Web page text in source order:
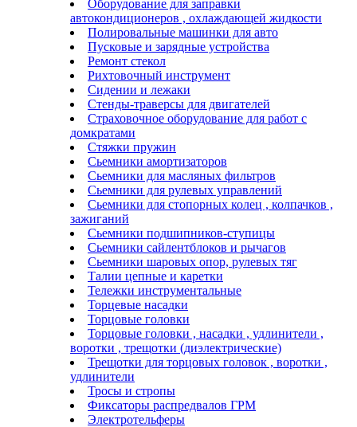
Оборудование для заправки
автокондиционеров , охлаждающей жидкости
Полировальные машинки для авто
Пусковые и зарядные устройства
Ремонт стекол
Рихтовочный инструмент
Сидении и лежаки
Стенды-траверсы для двигателей
Страховочное оборудование для работ с
домкратами
Стяжки пружин
Сьемники амортизаторов
Сьемники для масляных фильтров
Сьемники для рулевых управлений
Сьемники для стопорных колец , колпачков ,
зажиганий
Сьемники подшипников-ступицы
Сьемники сайлентблоков и рычагов
Сьемники шаровых опор, рулевых тяг
Талии цепные и каретки
Тележки инструментальные
Торцевые насадки
Торцовые головки
Торцовые головки , насадки , удлинители ,
воротки , трещотки (диэлектрические)
Трещотки для торцовых головок , воротки ,
удлинители
Тросы и стропы
Фиксаторы распредвалов ГРМ
Электротельферы